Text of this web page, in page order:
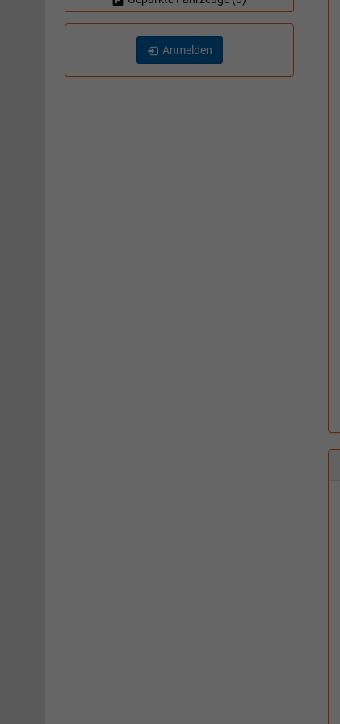
Anmelden